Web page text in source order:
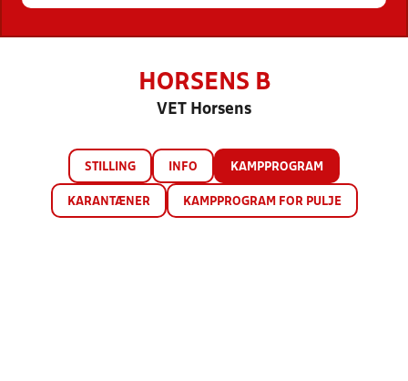
HORSENS B
VET Horsens
STILLING INFO KAMPPROGRAM
KARANTÆNER KAMPPROGRAM FOR PULJE